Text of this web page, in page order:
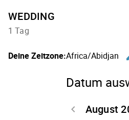
WEDDING
1 Tag
Deine Zeitzone:Africa/Abidjan
Datum
August
keyboard_arrow_left